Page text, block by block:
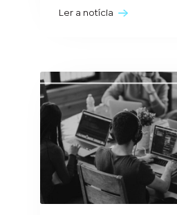
Ler a notícia